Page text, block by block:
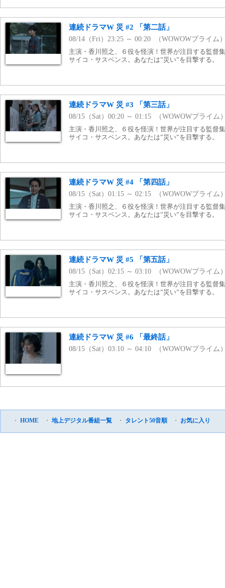
連続ドラマW 災 #2 「第二話」
08/14（Fri）23:25 ～ 00:20 （WOWOWプライム
主演・香川照之、６役を怪演！世界が注目する監督
サイコ・サスペンス。あなたは”災い”を目撃する。
連続ドラマW 災 #3 「第三話」
08/15（Sat）00:20 ～ 01:15 （WOWOWプライム
主演・香川照之、６役を怪演！世界が注目する監督
サイコ・サスペンス。あなたは”災い”を目撃する。
連続ドラマW 災 #4 「第四話」
08/15（Sat）01:15 ～ 02:15 （WOWOWプライム
主演・香川照之、６役を怪演！世界が注目する監督
サイコ・サスペンス。あなたは”災い”を目撃する。
連続ドラマW 災 #5 「第五話」
08/15（Sat）02:15 ～ 03:10 （WOWOWプライム
主演・香川照之、６役を怪演！世界が注目する監督
サイコ・サスペンス。あなたは”災い”を目撃する。
連続ドラマW 災 #6 「最終話」
08/15（Sat）03:10 ～ 04:10 （WOWOWプライム
・ HOME ・ 地上デジタル番組一覧 ・ タレント50音順 ・ お気に入り